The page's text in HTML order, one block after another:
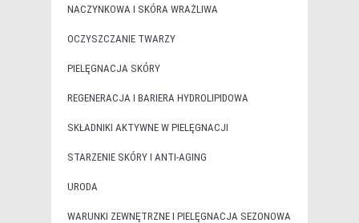
NACZYNKOWA I SKÓRA WRAŻLIWA
OCZYSZCZANIE TWARZY
PIELĘGNACJA SKÓRY
REGENERACJA I BARIERA HYDROLIPIDOWA
SKŁADNIKI AKTYWNE W PIELĘGNACJI
STARZENIE SKÓRY I ANTI-AGING
URODA
WARUNKI ZEWNĘTRZNE I PIELĘGNACJA SEZONOWA